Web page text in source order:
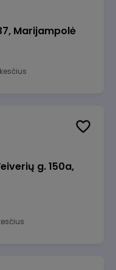
Marijampolė
g. 150a,